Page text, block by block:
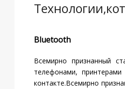
Bluetooth
Всемирно признанный
телефонами,
контакте.Всемирно